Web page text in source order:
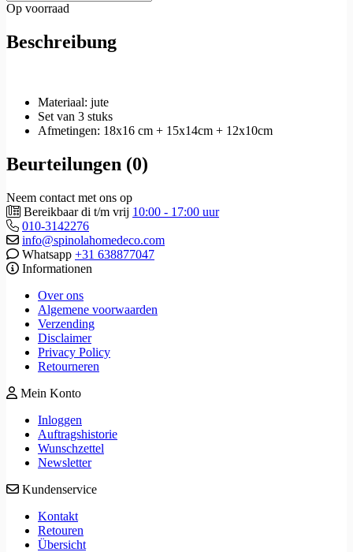
Op voorraad
Beschreibung
Materiaal: jute
Set van 3 stuks
Afmetingen: 18x16 cm + 15x14cm + 12x10cm
Beurteilungen (0)
Neem contact met ons op
Bereikbaar di t/m vrij 10:00 - 17:00 uur
010-3142276
info@spinolahomedeco.com
Whatsapp +31 638877047
Informationen
Over ons
Algemene voorwaarden
Verzending
Disclaimer
Privacy Policy
Retourneren
Mein Konto
Inloggen
Auftragshistorie
Wunschzettel
Newsletter
Kundenservice
Kontakt
Retouren
Übersicht